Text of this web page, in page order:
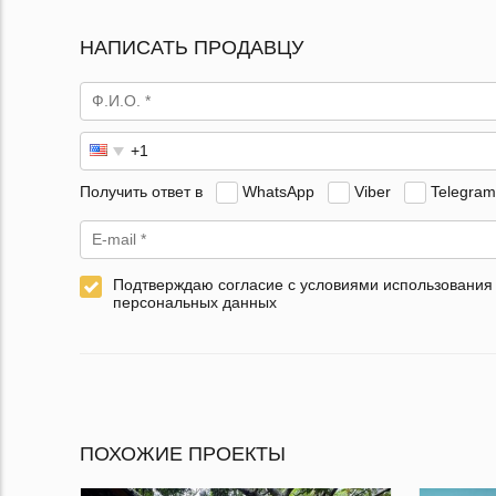
НАПИСАТЬ ПРОДАВЦУ
Получить ответ в WhatsApp Viber Telegram
Подтверждаю согласие с условиями использования
персональных данных
ПОХОЖИЕ ПРОЕКТЫ